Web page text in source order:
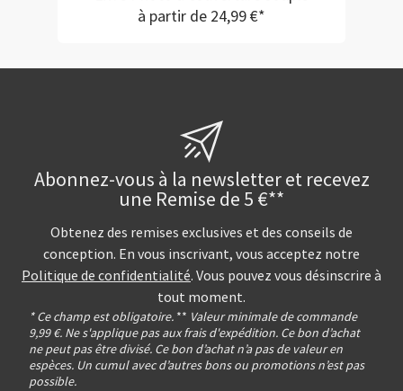
à partir de 24,99 €*
Abonnez-vous à la newsletter et recevez
une Remise de 5 €**
Obtenez des remises exclusives et des conseils de
conception. En vous inscrivant, vous acceptez notre
Politique de confidentialité. Vous pouvez vous désinscrire à
tout moment.
* Ce champ est obligatoire. ** Valeur minimale de commande
9,99 €. Ne s'applique pas aux frais d'expédition. Ce bon d’achat
ne peut pas être divisé. Ce bon d’achat n’a pas de valeur en
espèces. Un cumul avec d’autres bons ou promotions n’est pas
possible.